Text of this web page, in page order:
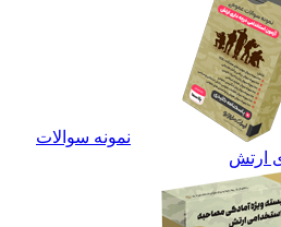
نمونه سوالات